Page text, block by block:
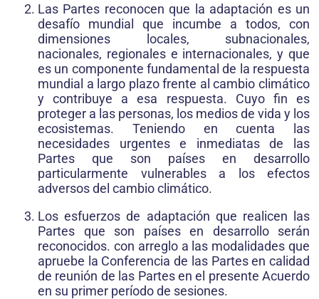
Las Partes reconocen que la adaptación es un
desafío mundial que incumbe a todos, con
dimensiones locales, subnacionales,
nacionales, regionales e internacionales, y que
es un componente fundamental de la respuesta
mundial a largo plazo frente al cambio climático
y contribuye a esa respuesta. Cuyo fin es
proteger a las personas, los medios de vida y los
ecosistemas. Teniendo en cuenta las
necesidades urgentes e inmediatas de las
Partes que son países en desarrollo
particularmente vulnerables a los efectos
adversos del cambio climático.
Los esfuerzos de adaptación que realicen las
Partes que son países en desarrollo serán
reconocidos. con arreglo a las modalidades que
apruebe la Conferencia de las Partes en calidad
de reunión de las Partes en el presente Acuerdo
en su primer período de sesiones.